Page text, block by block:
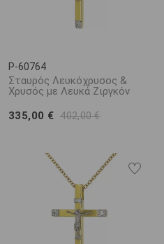
P-60764
Σταυρός Λευκόχρυσος &
Χρυσός με Λευκά Ζιργκόν
335,00 € 402,00 €